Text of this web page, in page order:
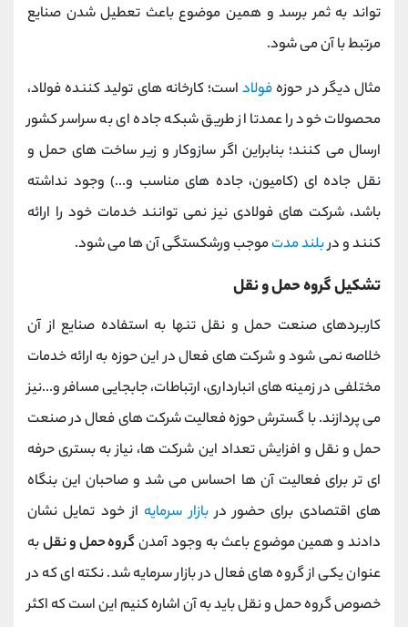
تواند به ثمر برسد و همین موضوع باعث تعطیل شدن صنایع
مرتبط با آن می شود.
مثال دیگر در حوزهفولاداست؛ کارخانه های تولید کننده فولاد،
محصولات خود را عمدتا از طریق شبکه جاده ای به سراسر کشور
ارسال می کنند؛ بنابراین اگر سازوکار و زیر ساخت های حمل و
نقل جاده ای (کامیون، جاده های مناسب و...) وجود نداشته
باشد، شرکت های فولادی نیز نمی توانند خدمات خود را ارائه
کنند و دربلند مدتموجب ورشکستگی آن ها می شود.
تشکیل گروه حمل و نقل
کاربردهای صنعت حمل و نقل تنها به استفاده صنایع از آن
خلاصه نمی شود و شرکت های فعال در این حوزه به ارائه خدمات
مختلفی در زمینه های انبارداری، ارتباطات، جابجایی مسافر و...نیز
می پردازند. با گسترش حوزه فعالیت شرکت های فعال در صنعت
حمل و نقل و افزایش تعداد این شرکت ها، نیاز به بستری حرفه
ای تر برای فعالیت آن ها احساس می شد و صاحبان این بنگاه
های اقتصادی برای حضور دربازار سرمایه از خود تمایل نشان
دادند و همین موضوع باعث به وجود آمدنگروه حمل و نقلبه
عنوان یکی از گروه های فعال در بازار سرمایه شد. نکته ای که در
خصوص گروه حمل و نقل باید به آن اشاره کنیم این است که اکثر